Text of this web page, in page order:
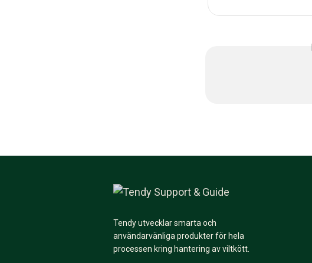
Tendy utvecklar smarta och
användarvänliga produkter för hela
processen kring hantering av viltkött.